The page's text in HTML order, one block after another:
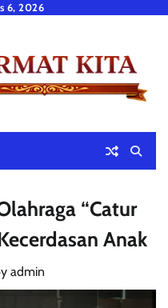
6, 2026
“Catur
Anak
admin